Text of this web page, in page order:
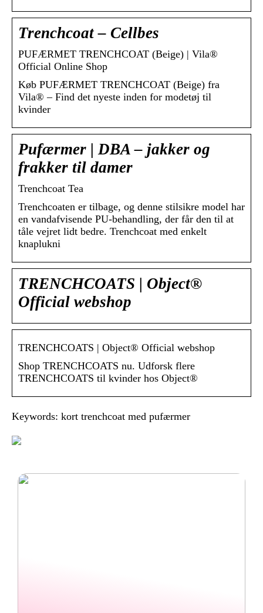
Trenchcoat – Cellbes
PUFÆRMET TRENCHCOAT (Beige) | Vila®
Official Online Shop
Køb PUFÆRMET TRENCHCOAT (Beige) fra
Vila® – Find det nyeste inden for modetøj til
kvinder
Pufærmer | DBA – jakker og
frakker til damer
Trenchcoat Tea
Trenchcoaten er tilbage, og denne stilsikre model har
en vandafvisende PU-behandling, der får den til at
tåle vejret lidt bedre. Trenchcoat med enkelt
knaplukni
TRENCHCOATS | Object®
Official webshop
TRENCHCOATS | Object® Official webshop
Shop TRENCHCOATS nu. Udforsk flere
TRENCHCOATS til kvinder hos Object®
Keywords: kort trenchcoat med pufærmer